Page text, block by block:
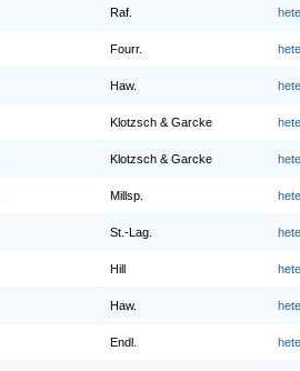
Raf.
Fourr.
Haw.
Klotzsch & Garcke
Klotzsch & Garcke
Millsp.
St.-Lag.
Hill
Haw.
Endl.